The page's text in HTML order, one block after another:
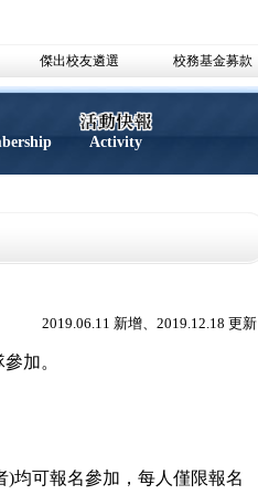
傑出校友遴選 校務基金募款
Activity
2019.06.11 新增、2019.12.18 更新
加。
均可報名參加，每人僅限報名